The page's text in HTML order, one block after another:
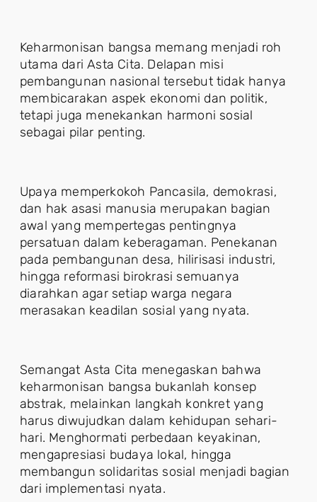
Keharmonisan bangsa memang menjadi roh
utama dari Asta Cita. Delapan misi
pembangunan nasional tersebut tidak hanya
membicarakan aspek ekonomi dan politik,
tetapi juga menekankan harmoni sosial
sebagai pilar penting.
Upaya memperkokoh Pancasila, demokrasi,
dan hak asasi manusia merupakan bagian
awal yang mempertegas pentingnya
persatuan dalam keberagaman. Penekanan
pada pembangunan desa, hilirisasi industri,
hingga reformasi birokrasi semuanya
diarahkan agar setiap warga negara
merasakan keadilan sosial yang nyata.
Semangat Asta Cita menegaskan bahwa
keharmonisan bangsa bukanlah konsep
abstrak, melainkan langkah konkret yang
harus diwujudkan dalam kehidupan sehari-
hari. Menghormati perbedaan keyakinan,
mengapresiasi budaya lokal, hingga
membangun solidaritas sosial menjadi bagian
dari implementasi nyata.